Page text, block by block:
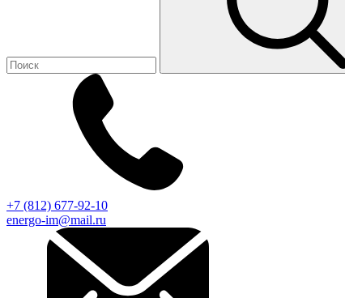
+7 (812) 677-92-10
energo-im@mail.ru